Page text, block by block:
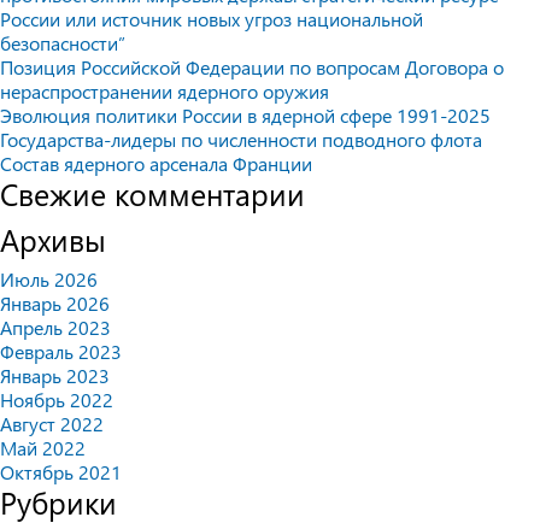
России или источник новых угроз национальной
безопасности”
Позиция Российской Федерации по вопросам Договора о
нераспространении ядерного оружия
Эволюция политики России в ядерной сфере 1991-2025
Государства-лидеры по численности подводного флота
Состав ядерного арсенала Франции
Свежие комментарии
Архивы
Июль 2026
Январь 2026
Апрель 2023
Февраль 2023
Январь 2023
Ноябрь 2022
Август 2022
Май 2022
Октябрь 2021
Рубрики